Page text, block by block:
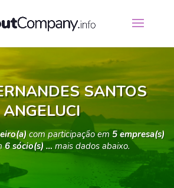
SANTOS
ANGELUCI
com participação em 5 empresa(s)
6 sócio(s) …mais dados abaixo.